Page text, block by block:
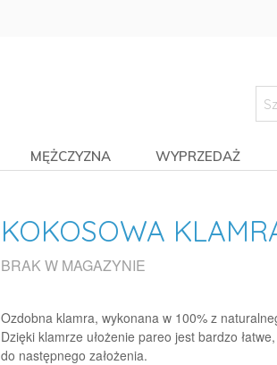
MĘŻCZYZNA WYPRZEDAŻ
KOKOSOWA
BRAK W MAGAZYNIE
Ozdobna klamra, wykonana w 100% z
Dzięki klamrze ułożenie pareo jest bardzo
do następnego założenia.